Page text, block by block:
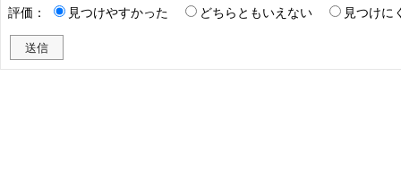
評価：
見つけやすかった どちらともいえない 見つけに